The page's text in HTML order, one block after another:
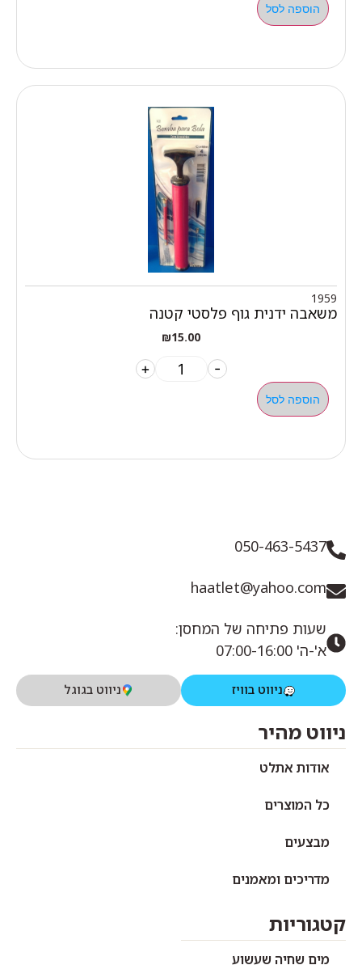
הוספה לסל
1959
משאבה ידנית גוף פלסטי קטנה
₪15.00
-
+
הוספה לסל
050-463-5437
haatlet@yahoo.com
שעות פתיחה של המחסן:
א'-ה' 07:00-16:00
ניווט בוויז ניווט בגוגל
ניווט מהיר
אודות אתלט
כל המוצרים
מבצעים
מדריכים ומאמנים
קטגוריות
מים שחיה שעשוע